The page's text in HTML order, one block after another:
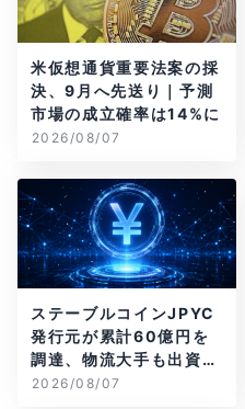
米仮想通貨重要法案の採
決、9月へ先送り｜予測
市場の成立確率は14%に
2026/08/07
ステーブルコインJPYC
発行元が累計60億円を
調達、物流大手も出資参
画
2026/08/07